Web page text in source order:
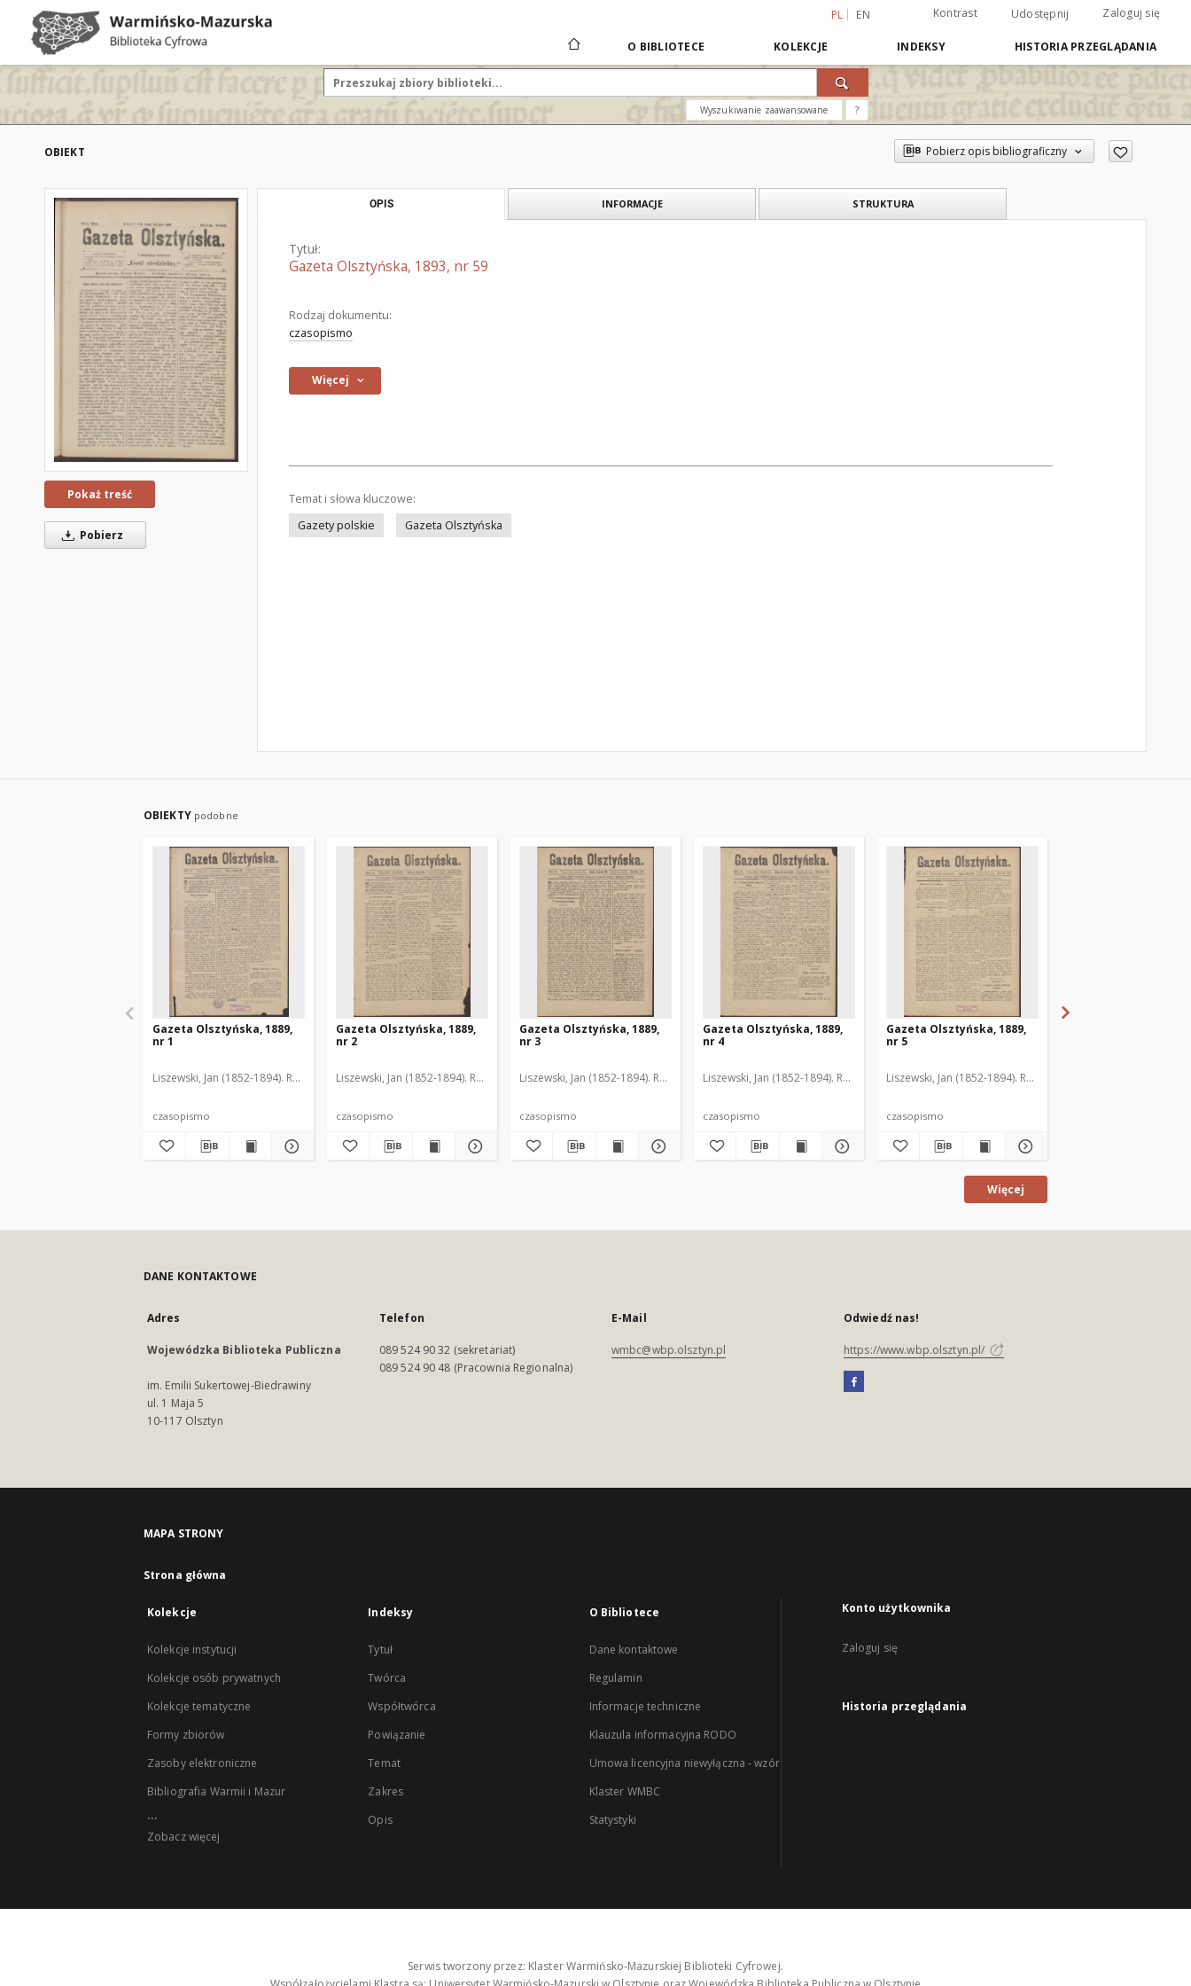
PL EN Kontrast Udostępnij Zaloguj się
O BIBLIOTECE KOLEKCJE INDEKSY HISTORIA PRZEGLĄDANIA
Wyszukiwanie zaawansowane ?
OBIEKT Pobierz opis bibliograficzny
Pokaż treść
Pobierz
OPIS INFORMACJE STRUKTURA
Tytuł:
Gazeta Olsztyńska, 1893, nr 59
Rodzaj dokumentu:
czasopismo
Więcej
Temat i słowa kluczowe:
Gazety polskie
Gazeta Olsztyńska
OBIEKTY podobne
Gazeta Olsztyńska, 1889,
nr 1
Liszewski, Jan (1852-1894). Red.
czasopismo
Gazeta Olsztyńska, 1889,
nr 2
Liszewski, Jan (1852-1894). Red.
czasopismo
Gazeta Olsztyńska, 1889,
nr 3
Liszewski, Jan (1852-1894). Red.
czasopismo
Gazeta Olsztyńska, 1889,
nr 4
Liszewski, Jan (1852-1894). Red.
czasopismo
Gazeta Olsztyńska, 1889,
nr 5
Liszewski, Jan (1852-1894). Red.
czasopismo
Więcej
DANE KONTAKTOWE
Adres
Wojewódzka Biblioteka Publiczna
im. Emilii Sukertowej-Biedrawiny
ul. 1 Maja 5
10-117 Olsztyn
Telefon
089 524 90 32 (sekretariat)
089 524 90 48 (Pracownia Regionalna)
E-Mail
wmbc@wbp.olsztyn.pl
Odwiedź nas!
https://www.wbp.olsztyn.pl/
MAPA STRONY
Strona główna
Kolekcje
Kolekcje instytucji
Kolekcje osób prywatnych
Kolekcje tematyczne
Formy zbiorów
Zasoby elektroniczne
Bibliografia Warmii i Mazur
...
Zobacz więcej
Indeksy
Tytuł
Twórca
Współtwórca
Powiązanie
Temat
Zakres
Opis
O Bibliotece
Dane kontaktowe
Regulamin
Informacje techniczne
Klauzula informacyjna RODO
Umowa licencyjna niewyłączna - wzór
Klaster WMBC
Statystyki
Konto użytkownika
Zaloguj się
Historia przeglądania
Serwis tworzony przez: Klaster Warmińsko-Mazurskiej Biblioteki Cyfrowej.